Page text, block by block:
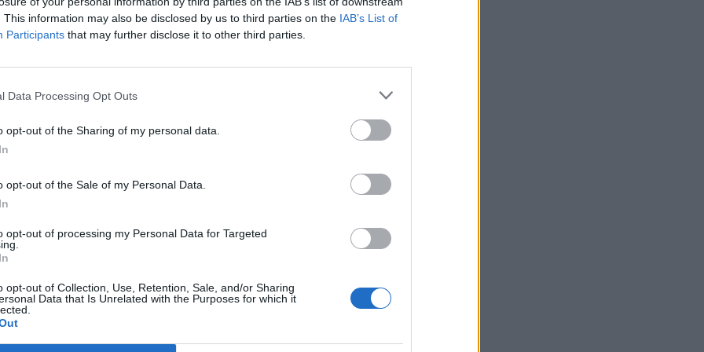
This information may also be disclosed by us to third parties on the IAB’s List of
Participants that may further disclose it to other third parties.
Data Processing Opt Outs
opt-out of the Sharing of my personal data.
opt-out of the Sale of my Personal Data.
opt-out of processing my Personal Data for Targeted
opt-out of Collection, Use, Retention, Sale, and/or Sharing
Data that Is Unrelated with the Purposes for which it
második legnagyobb helyi vezetékes telefonszolgáltatója. Az ország
alternatív szolgáltatóként jelen van más társaságok területein is. Az Invitel irányító
A/S, amely 50 százalékot meghaladó tulajdonrésszel...
portfolio.hu hírarchívumához tartozik, melynek olvasása előfizetéses
cikkarchívum
elmúlt 2 év napon belüli
Előfizetés